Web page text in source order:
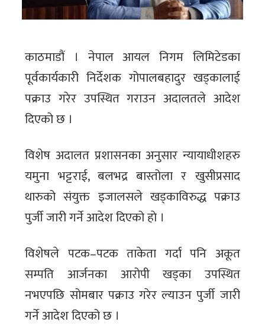
काठमाडौं । नेपाल आयल निगम लिमिटेडका
पूर्वकार्यकारी निर्देशक गोपालबहादुर खड्कालाई
पक्राउ गरेर उपस्थित गराउन अदालतले आदेश
दिएको छ ।
विशेष अदालत प्रशासनका अनुसार न्यायाधीशहरु
यमुना भट्टराई, बलभद्र बास्तोला र खुसीप्रसाद
थारुको संयुक्त इजालसले खड्काविरुद्ध पक्राउ
पुर्जी जारी गर्ने आदेश दिएको हाे ।
विशेषले पटक–पटक ताकेता गर्दा पनि अकूत
सम्पति आर्जनका आरोपी खड्का उपस्थित
नभएपछि सोमबार पक्राउ गरेर ल्याउन पुर्जी जारी
गर्ने आदेश दिएको छ ।